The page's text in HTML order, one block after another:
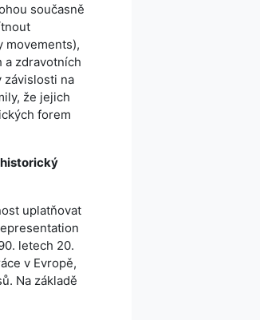
současně
movements),
a zdravotních
závislosti na
že jejich
forem
uplatňovat
letech 20.
v Evropě,
Na základě